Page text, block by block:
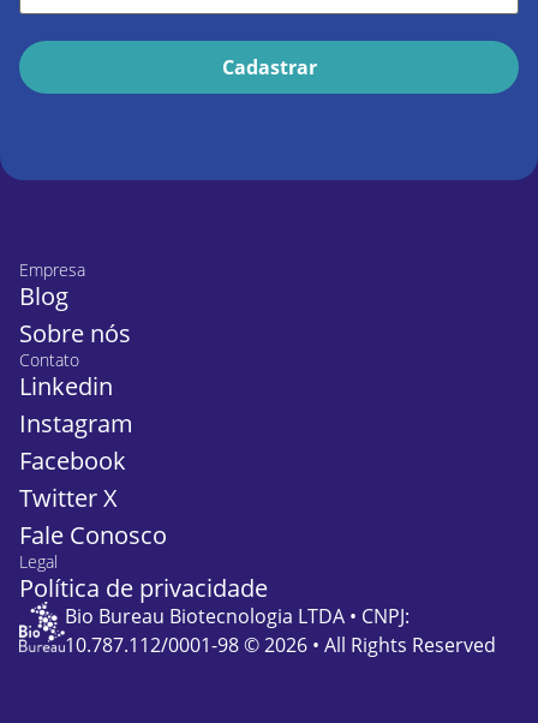
Empresa
Blog
Sobre nós
Contato
Linkedin
Instagram
Facebook
Twitter X
Fale Conosco
Legal
Política de privacidade
Bio Bureau Biotecnologia LTDA • CNPJ:
10.787.112/0001-98 © 2026 • All Rights Reserved